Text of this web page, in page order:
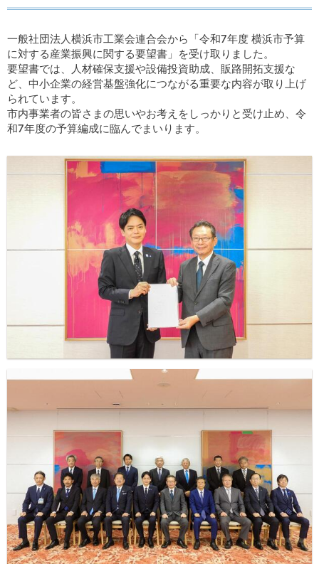
一般社団法人横浜市工業会連合会から「令和7年度 横浜市予算
に対する産業振興に関する要望書」を受け取りました。
要望書では、人材確保支援や設備投資助成、販路開拓支援な
ど、中小企業の経営基盤強化につながる重要な内容が取り上げ
られています。
市内事業者の皆さまの思いやお考えをしっかりと受け止め、令
和7年度の予算編成に臨んでまいります。